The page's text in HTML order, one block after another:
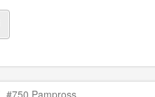
#750 Pampross